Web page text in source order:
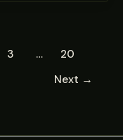
3 …
20
Next →